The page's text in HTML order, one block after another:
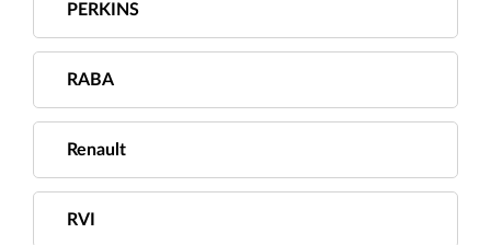
PERKINS
RABA
Renault
RVI